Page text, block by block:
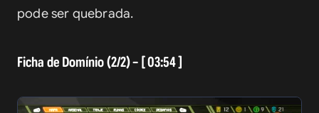
pode ser quebrada.
Ficha de Domínio (2/2) – [ 03:54 ]